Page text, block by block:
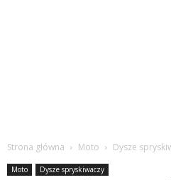
Strona główna Moto Dysze
Moto Dysze spryskiwaczy